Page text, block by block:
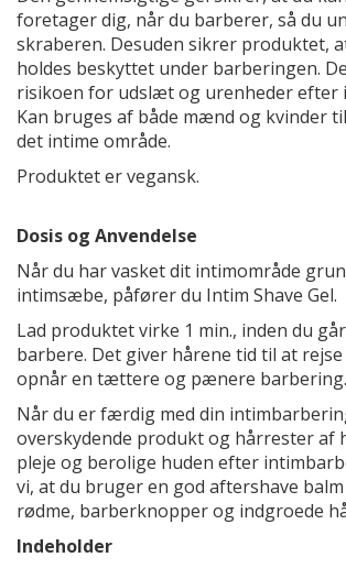
foretager dig, når du barberer, så du
skraberen. Desuden sikrer produktet,
holdes beskyttet under barberingen.
risikoen for udslæt og urenheder efter
Kan bruges af både mænd og kvinder
det intime område.
Produktet er vegansk.
Dosis og Anvendelse
Når du har vasket dit intimområde
intimsæbe, påfører du Intim Shave Gel.
Lad produktet virke 1 min., inden du
barbere. Det giver hårene tid til at rejse
opnår en tættere og pænere barbering.
Når du er færdig med din
overskydende produkt og hårrester af
pleje og berolige huden efter
vi, at du bruger en god aftershave
rødme, barberknopper og indgroede
Indeholder